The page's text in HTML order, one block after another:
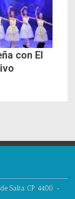
con El
Salta CP 4400. -